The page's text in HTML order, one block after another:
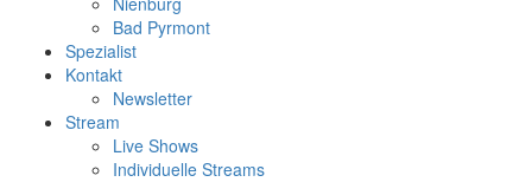
Bad Pyrmont
Spezialist
Kontakt
Newsletter
Stream
Live Shows
Individuelle Streams